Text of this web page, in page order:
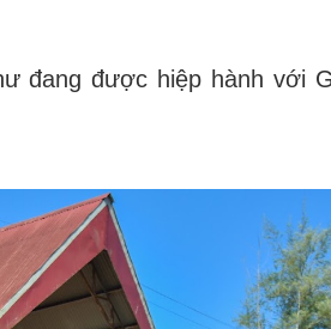
đang được hiệp hành với